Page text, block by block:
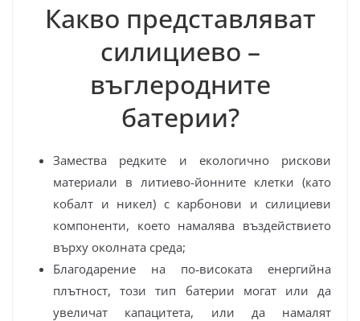
Какво представляват
силициево –
въглеродните
батерии?
Замества редките и екологично рискови
материали в литиево-йонните клетки (като
кобалт и никел) с карбонови и силициеви
компоненти, което намалява въздействието
върху околната среда;
Благодарение на по‑високата енергийна
плътност, този тип батерии могат или да
увеличат капацитета, или да намалят